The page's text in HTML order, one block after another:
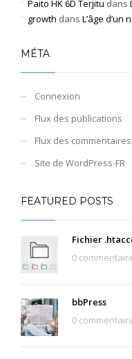
Paito HK 6D Terjitu dans
growth dans L’âge d’un
MÉTA
Connexion
Flux des publications
Flux des commentaires
Site de WordPress-FR
FEATURED POSTS
Fichier
0
bbPress
0